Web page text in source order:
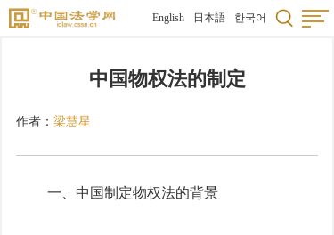
English 日本語 한국어
中国物权法的制定
作者： 梁慧星
一、中国制定物权法的背景